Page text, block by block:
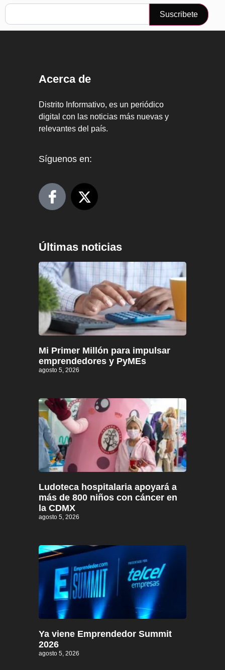
Suscribete
Acerca de
Distrito Informativo, es un periódico
digital con las noticias más nuevas y
relevantes del país.
Síguenos en:
Últimas noticias
Mi Primer Millón para impulsar
emprendedores y PyMEs
agosto 5, 2026
Ludoteca hospitalaria apoyará a
más de 800 niños con cáncer en
la CDMX
agosto 5, 2026
Ya viene Emprendedor Summit
2026
agosto 5, 2026